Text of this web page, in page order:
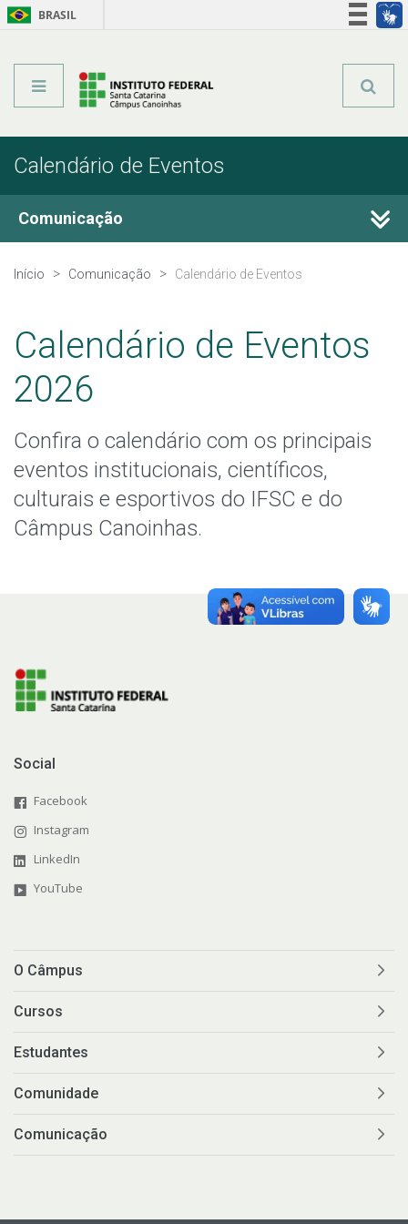
BRASIL
Calendário de Eventos
Comunicação
Fale Conosco
Calendário de Eventos
Assessoria de Imprensa
Concurso dos Melhores Vinhos e Sucos de Uva do
Planalto Norte Catarinense
Início Comunicação Calendário de Eventos
Calendário de Eventos
2026
Confira o calendário com os principais
eventos institucionais, científicos,
culturais e esportivos do IFSC e do
Câmpus Canoinhas.
Social
Facebook
Instagram
LinkedIn
YouTube
O Câmpus
Cursos
Estudantes
Comunidade
Comunicação